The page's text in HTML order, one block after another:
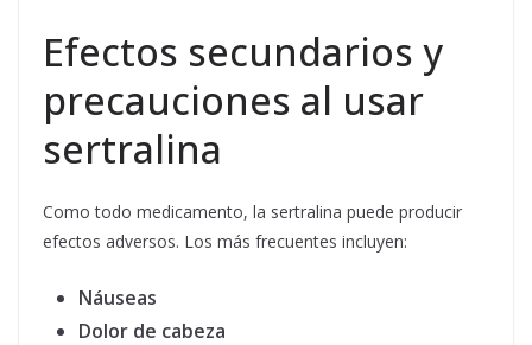
Efectos secundarios y
precauciones al usar
sertralina
Como todo medicamento, la sertralina puede producir
efectos adversos. Los más frecuentes incluyen:
Náuseas
Dolor de cabeza